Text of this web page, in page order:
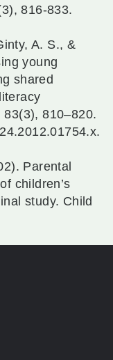
816-833.
A. S., &
young
shared
810–820.
Parental
children’s
study. Child